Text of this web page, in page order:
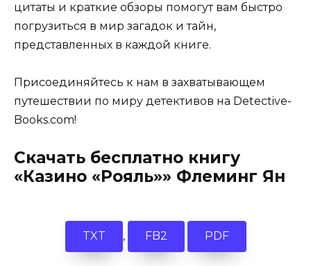
цитаты и краткие обзоры помогут вам быстро
погрузиться в мир загадок и тайн,
представленных в каждой книге.
Присоединяйтесь к нам в захватывающем
путешествии по миру детективов на Detective-
Books.com!
Скачать бесплатно книгу
«Казино «Рояль»» Флеминг Ян
TXT , FB2 PDF